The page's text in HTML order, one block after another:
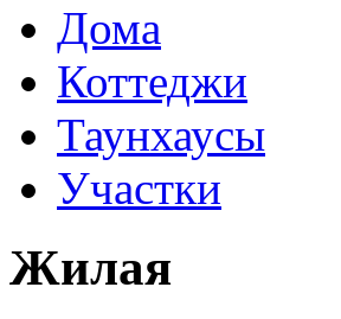
Дома
Коттеджи
Таунхаусы
Участки
Жилая